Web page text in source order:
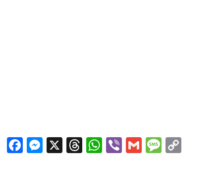
Facebook
Messenger
X Threads
WhatsApp
ViberGmail